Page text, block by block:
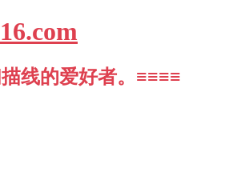
线的爱好者。≡≡≡≡